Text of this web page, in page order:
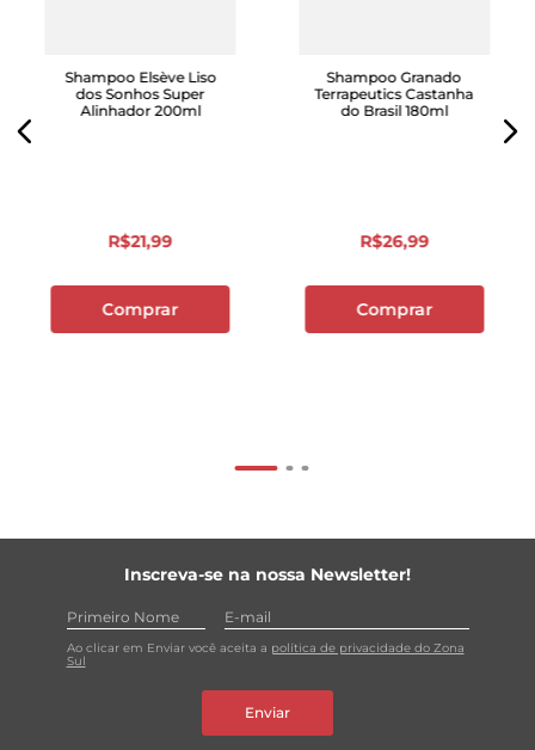
Shampoo Elsève Liso
dos Sonhos Super
Alinhador 200ml
R$21,99
Comprar
Shampoo Granado
Terrapeutics Castanha
do Brasil 180ml
R$26,99
Comprar
Inscreva-se na nossa Newsletter!
Ao clicar em Enviar você aceita a política de privacidade do Zona
Sul
Enviar